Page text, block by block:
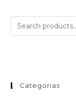
Categorias